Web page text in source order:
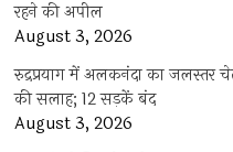
रहने की अपील
August 3, 2026
रुद्रप्रयाग में अलकनंदा का जलस्तर
की सलाह; 12 सड़कें बंद
August 3, 2026